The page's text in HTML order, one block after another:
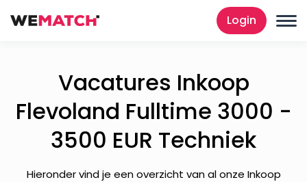
Login
Vacatures Inkoop
Flevoland Fulltime 3000 -
3500 EUR Techniek
Hieronder vind je een overzicht van al onze Inkoop